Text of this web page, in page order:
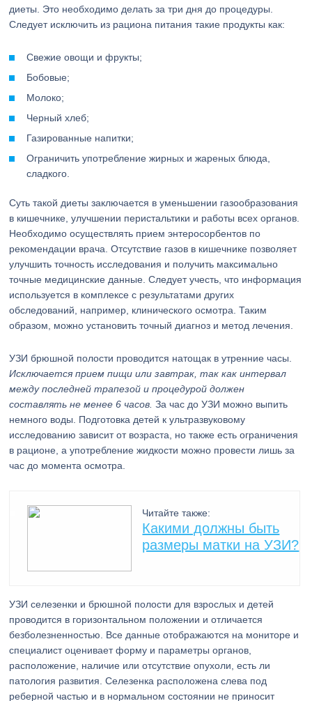
диеты. Это необходимо делать за три дня до процедуры.
Следует исключить из рациона питания такие продукты как:
Свежие овощи и фрукты;
Бобовые;
Молоко;
Черный хлеб;
Газированные напитки;
Ограничить употребление жирных и жареных блюда,
сладкого.
Суть такой диеты заключается в уменьшении газообразования
в кишечнике, улучшении перистальтики и работы всех органов.
Необходимо осуществлять прием энтеросорбентов по
рекомендации врача. Отсутствие газов в кишечнике позволяет
улучшить точность исследования и получить максимально
точные медицинские данные. Следует учесть, что информация
используется в комплексе с результатами других
обследований, например, клинического осмотра. Таким
образом, можно установить точный диагноз и метод лечения.
УЗИ брюшной полости проводится натощак в утренние часы.
Исключается прием пищи или завтрак, так как интервал
между последней трапезой и процедурой должен
составлять не менее 6 часов. За час до УЗИ можно выпить
немного воды. Подготовка детей к ультразвуковому
исследованию зависит от возраста, но также есть ограничения
в рационе, а употребление жидкости можно провести лишь за
час до момента осмотра.
Читайте также:
Какими должны быть
размеры матки на УЗИ?
УЗИ селезенки и брюшной полости для взрослых и детей
проводится в горизонтальном положении и отличается
безболезненностью. Все данные отображаются на мониторе и
специалист оценивает форму и параметры органов,
расположение, наличие или отсутствие опухоли, есть ли
патология развития. Селезенка расположена слева под
реберной частью и в нормальном состоянии не приносит